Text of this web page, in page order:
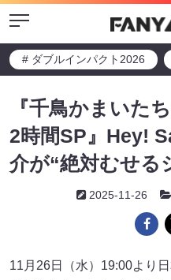
Menu
# ダブルインパクト2026
『千鳥かまいた
2時間SP』Hey!
介が“絶対むせる
2025-11-26
11月26日（水）19:00より